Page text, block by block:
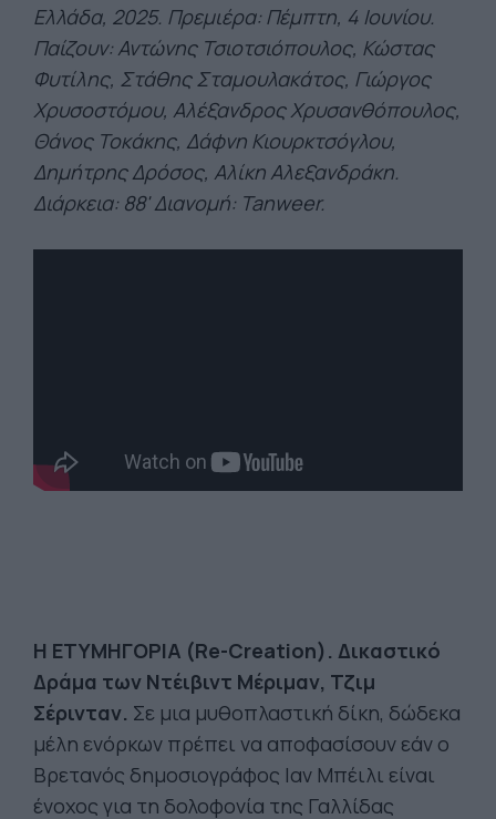
Ελλάδα, 2025. Πρεμιέρα: Πέμπτη, 4 Ιουνίου.
Παίζουν: Αντώνης Τσιοτσιόπουλος, Κώστας
Φυτίλης, Στάθης Σταμουλακάτος, Γιώργος
Χρυσοστόμου, Αλέξανδρος Χρυσανθόπουλος,
Θάνος Τοκάκης, Δάφνη Κιουρκτσόγλου,
Δημήτρης Δρόσος, Αλίκη Αλεξανδράκη.
Διάρκεια: 88' Διανομή: Tanweer.
Η ΕΤΥΜΗΓΟΡΙΑ (Re-Creation). Δικαστικό
Δράμα των Ντέιβιντ Μέριμαν, Τζιμ
Σέρινταν. Σε μια μυθοπλαστική δίκη, δώδεκα
μέλη ενόρκων πρέπει να αποφασίσουν εάν ο
Βρετανός δημοσιογράφος Ιαν Μπέιλι είναι
ένοχος για τη δολοφονία της Γαλλίδας